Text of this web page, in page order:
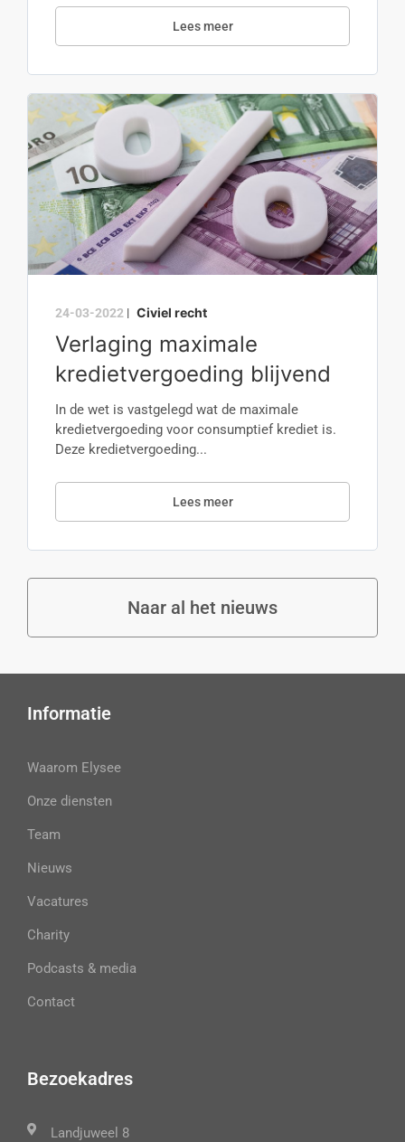
Lees meer
24-03-2022 | Civiel recht
Verlaging maximale
kredietvergoeding blijvend
In de wet is vastgelegd wat de maximale
kredietvergoeding voor consumptief krediet is.
Deze kredietvergoeding...
Lees meer
Naar al het nieuws
Informatie
Waarom Elysee
Onze diensten
Team
Nieuws
Vacatures
Charity
Podcasts & media
Contact
Bezoekadres
Landjuweel 8